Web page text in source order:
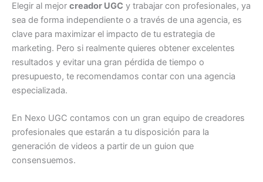
Elegir al mejor creador UGC y trabajar con profesionales, ya
sea de forma independiente o a través de una agencia, es
clave para maximizar el impacto de tu estrategia de
marketing. Pero si realmente quieres obtener excelentes
resultados y evitar una gran pérdida de tiempo o
presupuesto, te recomendamos contar con una agencia
especializada.
En Nexo UGC contamos con un gran equipo de creadores
profesionales que estarán a tu disposición para la
generación de videos a partir de un guion que
consensuemos.